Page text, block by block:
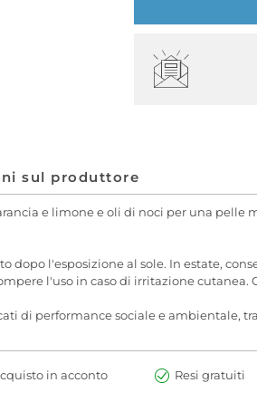
sul produttore
e limone e oli di noci per una pelle
l'esposizione al sole. In estate,
l'uso in caso di irritazione cutanea.
di performance sociale e ambientale,
in acconto Resi gratuiti